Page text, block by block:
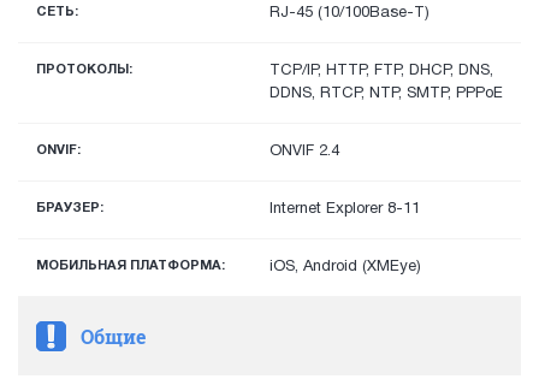
СЕТЬ: RJ-45 (10/100Base-T)
ПРОТОКОЛЫ:
TCP/IP, HTTP, FTP, DHCP, DNS,
DDNS, RTCP, NTP, SMTP, PPPoE
ONVIF: ONVIF 2.4
БРАУЗЕР: Internet Explorer 8-11
МОБИЛЬНАЯ ПЛАТФОРМА: iOS, Android (XMEye)
Общие